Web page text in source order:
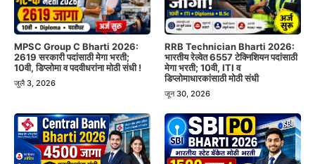
MPSC Group C Bharti 2026:
2619 सरकारी पदांसाठी मेगा भरती;
10वी, डिप्लोमा व पदवीधरांना मोठी संधी !
जुलै 3, 2026
RRB Technician Bharti 2026:
भारतीय रेल्वेत 6557 टेक्निशियन पदांसाठी
मेगा भरती; 10वी, ITI व
डिप्लोमाधारकांसाठी मोठी संधी
जून 30, 2026